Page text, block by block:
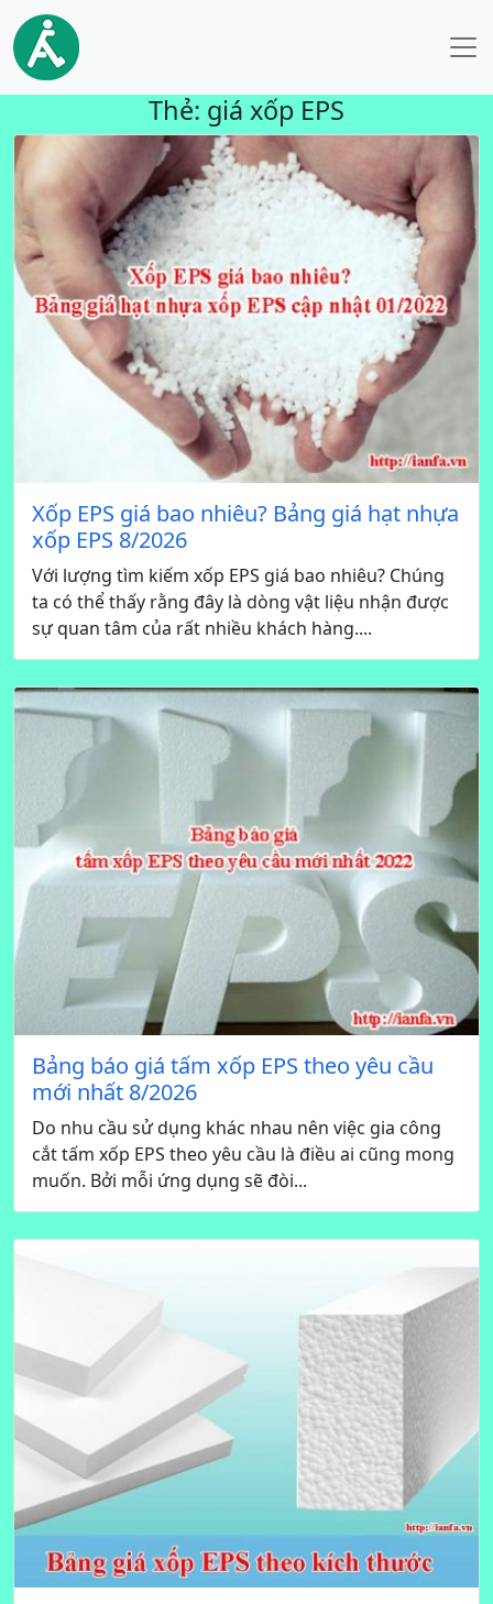
Thẻ: giá xốp EPS
Xốp EPS giá bao nhiêu? Bảng giá hạt nhựa
xốp EPS 8/2026
Với lượng tìm kiếm xốp EPS giá bao nhiêu? Chúng
ta có thể thấy rằng đây là dòng vật liệu nhận được
sự quan tâm của rất nhiều khách hàng....
Bảng báo giá tấm xốp EPS theo yêu cầu
mới nhất 8/2026
Do nhu cầu sử dụng khác nhau nên việc gia công
cắt tấm xốp EPS theo yêu cầu là điều ai cũng mong
muốn. Bởi mỗi ứng dụng sẽ đòi...